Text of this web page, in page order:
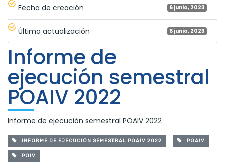
Fecha de creación 6 junio, 2023
Última actualización 6 junio, 2023
Informe de
ejecución semestral
POAIV 2022
Informe de ejecución semestral POAIV 2022
INFORME DE EJECUCIÓN SEMESTRAL POAIV 2022 POAIV
POIV